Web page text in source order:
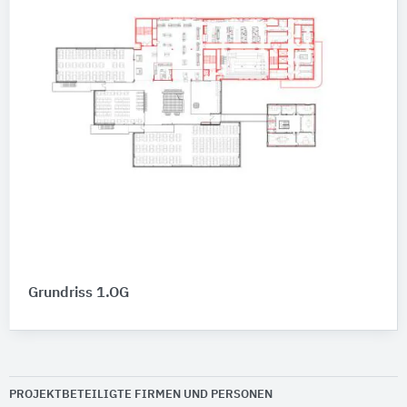
Grundriss 1.OG
PROJEKTBETEILIGTE FIRMEN UND PERSONEN